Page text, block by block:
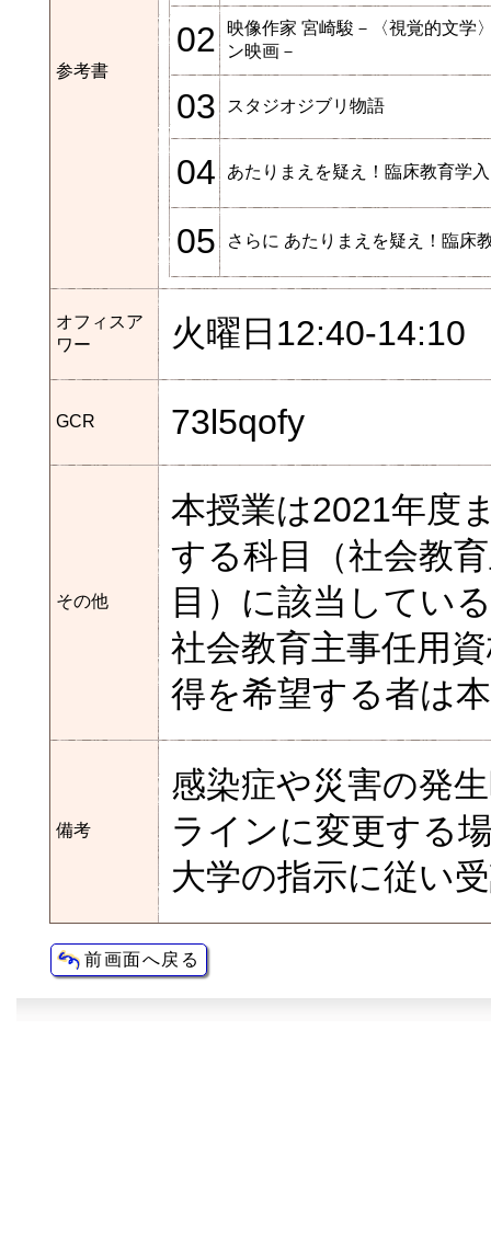
参考書
02
映像作家 宮崎駿－〈視覚的文学
ン映画－
03 スタジオジブリ物語
04 あたりまえを疑え！臨床教育学
05 さらに あたりまえを疑え！臨床
オフィスア
ワー
火曜日12:40-14:10
GCR 73l5qofy
その他
本授業は2021年度
する科目（社会教
目）に該当してい
社会教育主事任用
得を希望する者は
備考
感染症や災害の発
ラインに変更する
大学の指示に従い